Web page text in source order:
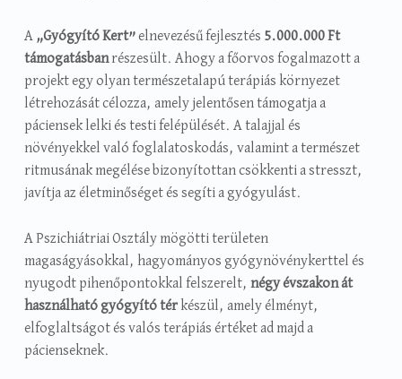
A „Gyógyító Kert”elnevezésű fejlesztés 5.000.000 Ft
támogatásbanrészesült. Ahogy a főorvos fogalmazott a
projekt egy olyan természetalapú terápiás környezet
létrehozását célozza, amely jelentősen támogatja a
páciensek lelki és testi felépülését. A talajjal és
növényekkel való foglalatoskodás, valamint a természet
ritmusának megélése bizonyítottan csökkenti a stresszt,
javítja az életminőséget és segíti a gyógyulást.
A Pszichiátriai Osztály mögötti területen
magaságyásokkal, hagyományos gyógynövénykerttel és
nyugodt pihenőpontokkal felszerelt, négy évszakon át
használható gyógyító térkészül, amely élményt,
elfoglaltságot és valós terápiás értéket ad majd a
pácienseknek.